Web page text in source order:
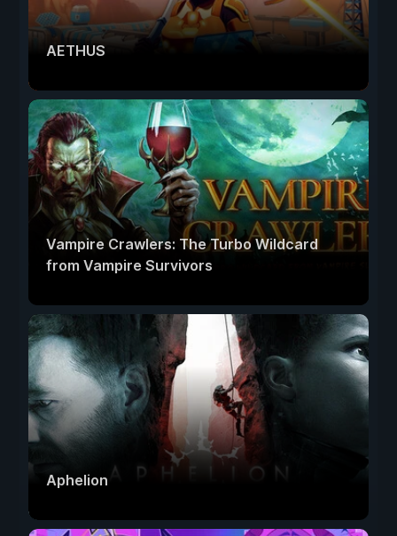
AETHUS
Vampire Crawlers: The Turbo Wildcard
from Vampire Survivors
Aphelion